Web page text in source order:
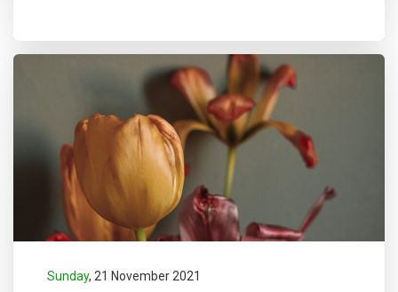
Sunday, 21 November 2021